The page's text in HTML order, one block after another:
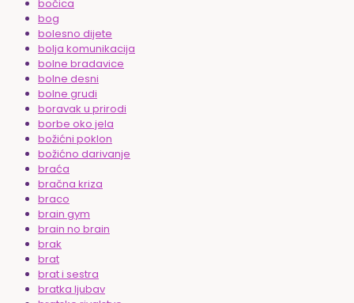
bočica
bog
bolesno dijete
bolja komunikacija
bolne bradavice
bolne desni
bolne grudi
boravak u prirodi
borbe oko jela
božićni poklon
božićno darivanje
braća
bračna kriza
braco
brain gym
brain no brain
brak
brat
brat i sestra
bratka ljubav